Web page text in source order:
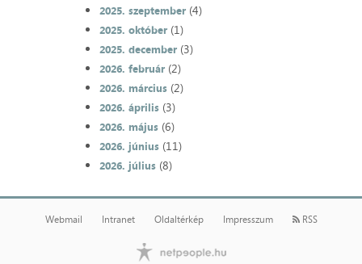
2025. szeptember(4)
2025. október(1)
2025. december(3)
2026. február(2)
2026. március(2)
2026. április(3)
2026. május(6)
2026. június(11)
2026. július(8)
Webmail Intranet Oldaltérkép Impresszum RSS